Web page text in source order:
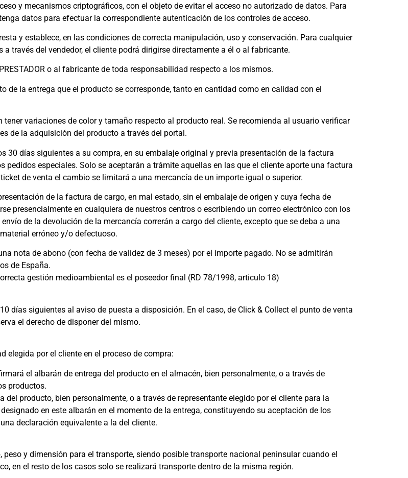
y mecanismos criptográficos, con el objeto de evitar el acceso no autorizado de datos. Para
datos para efectuar la correspondiente autenticación de los controles de acceso.
y establece, en las condiciones de correcta manipulación, uso y conservación. Para cualquier
través del vendedor, el cliente podrá dirigirse directamente a él o al fabricante.
o al fabricante de toda responsabilidad respecto a los mismos.
de la entrega que el producto se corresponde, tanto en cantidad como en calidad con el
variaciones de color y tamaño respecto al producto real. Se recomienda al usuario verificar
de la adquisición del producto a través del portal.
30 días siguientes a su compra, en su embalaje original y previa presentación de la factura
pedidos especiales. Solo se aceptarán a trámite aquellas en las que el cliente aporte una factura
de venta el cambio se limitará a una mercancía de un importe igual o superior.
de la factura de cargo, en mal estado, sin el embalaje de origen y cuya fecha de
presencialmente en cualquiera de nuestros centros o escribiendo un correo electrónico con los
de la devolución de la mercancía correrán a cargo del cliente, excepto que se deba a una
erróneo y/o defectuoso.
nota de abono (con fecha de validez de 3 meses) por el importe pagado. No se admitirán
de España.
gestión medioambiental es el poseedor final (RD 78/1998, articulo 18)
días siguientes al aviso de puesta a disposición. En el caso, de Click & Collect el punto de venta
el derecho de disponer del mismo.
elegida por el cliente en el proceso de compra:
el albarán de entrega del producto en el almacén, bien personalmente, o a través de
productos.
del producto, bien personalmente, o a través de representante elegido por el cliente para la
en este albarán en el momento de la entrega, constituyendo su aceptación de los
declaración equivalente a la del cliente.
y dimensión para el transporte, siendo posible transporte nacional peninsular cuando el
en el resto de los casos solo se realizará transporte dentro de la misma región.